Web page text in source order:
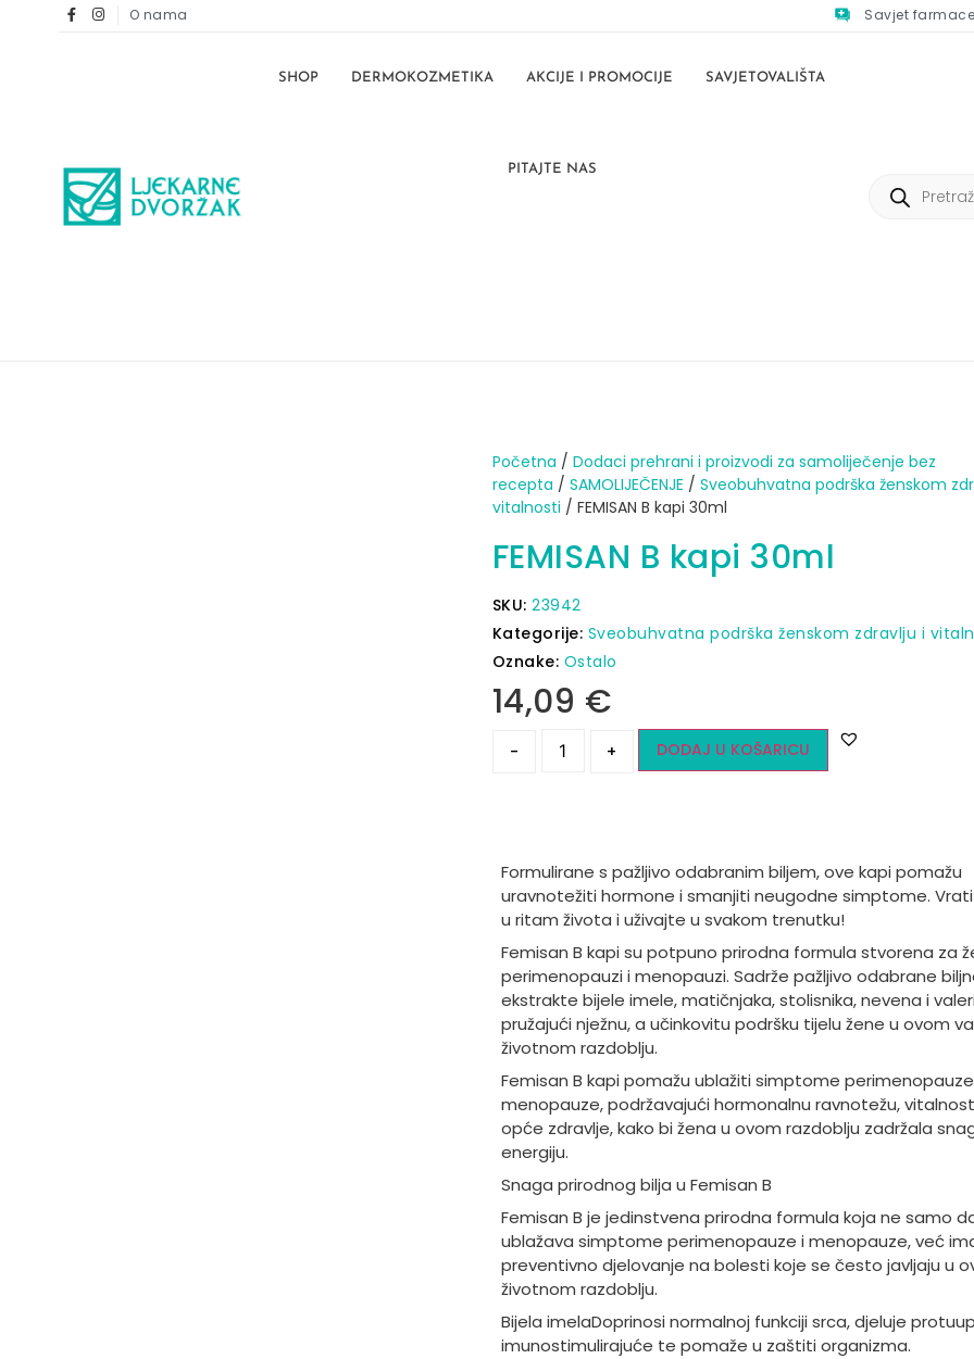
O nama Savjet
SHOP DERMOKOZMETIKA AKCIJE I PROMOCIJE SAVJETOVALIŠTA
PITAJTE NAS
Početna / Dodaci prehrani i proizvodi za samoliječenje bez
recepta / SAMOLIJEČENJE / Sveobuhvatna podrška ženskom
vitalnosti / FEMISAN B kapi 30ml
FEMISAN B kapi 30ml
SKU: 23942
Kategorije: Sveobuhvatna podrška ženskom zdravlju i
Oznake: Ostalo
14,09 €
- + DODAJ U KOŠARICU
Formulirane s pažljivo odabranim biljem, ove kapi pomažu
uravnotežiti hormone i smanjiti neugodne simptome.
u ritam života i uživajte u svakom trenutku!
Femisan B kapi su potpuno prirodna formula stvorena za
perimenopauzi i menopauzi. Sadrže pažljivo odabrane
ekstrakte bijele imele, matičnjaka, stolisnika, nevena i
pružajući nježnu, a učinkovitu podršku tijelu žene u ovom
životnom razdoblju.
Femisan B kapi pomažu ublažiti simptome
menopauze, podržavajući hormonalnu ravnotežu,
opće zdravlje, kako bi žena u ovom razdoblju zadržala
energiju.
Snaga prirodnog bilja u Femisan B
Femisan B je jedinstvena prirodna formula koja ne samo
ublažava simptome perimenopauze i menopauze, već
preventivno djelovanje na bolesti koje se često javljaju u
životnom razdoblju.
Bijela imelaDoprinosi normalnoj funkciji srca, djeluje
imunostimulirajuće te pomaže u zaštiti organizma.